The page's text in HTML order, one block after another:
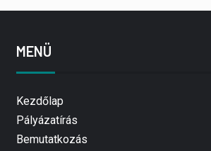
MENÜ
Kezdőlap
Pályázatírás
Bemutatkozás